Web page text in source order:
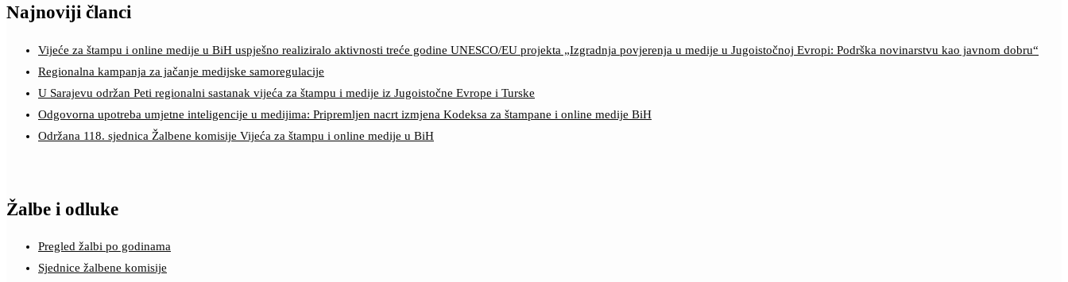
Najnoviji članci
Vijeće za štampu i online medije u BiH uspješno realiziralo aktivnosti treće godine UNESCO/EU projekta „Izgradnja povjerenja u medije u Jugoistočnoj Evropi: Podrška novinarstvu kao javnom dobru“
Regionalna kampanja za jačanje medijske samoregulacije
U Sarajevu održan Peti regionalni sastanak vijeća za štampu i medije iz Jugoistočne Evrope i Turske
Odgovorna upotreba umjetne inteligencije u medijima: Pripremljen nacrt izmjena Kodeksa za štampane i online medije BiH
Održana 118. sjednica Žalbene komisije Vijeća za štampu i online medije u BiH
Žalbe i odluke
Pregled žalbi po godinama
Sjednice žalbene komisije